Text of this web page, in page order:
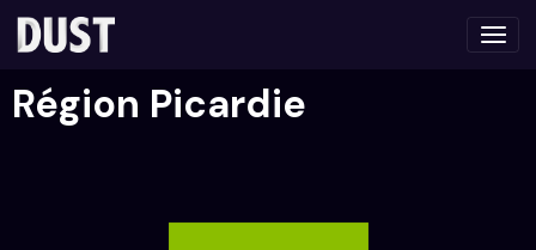
Région Picardie